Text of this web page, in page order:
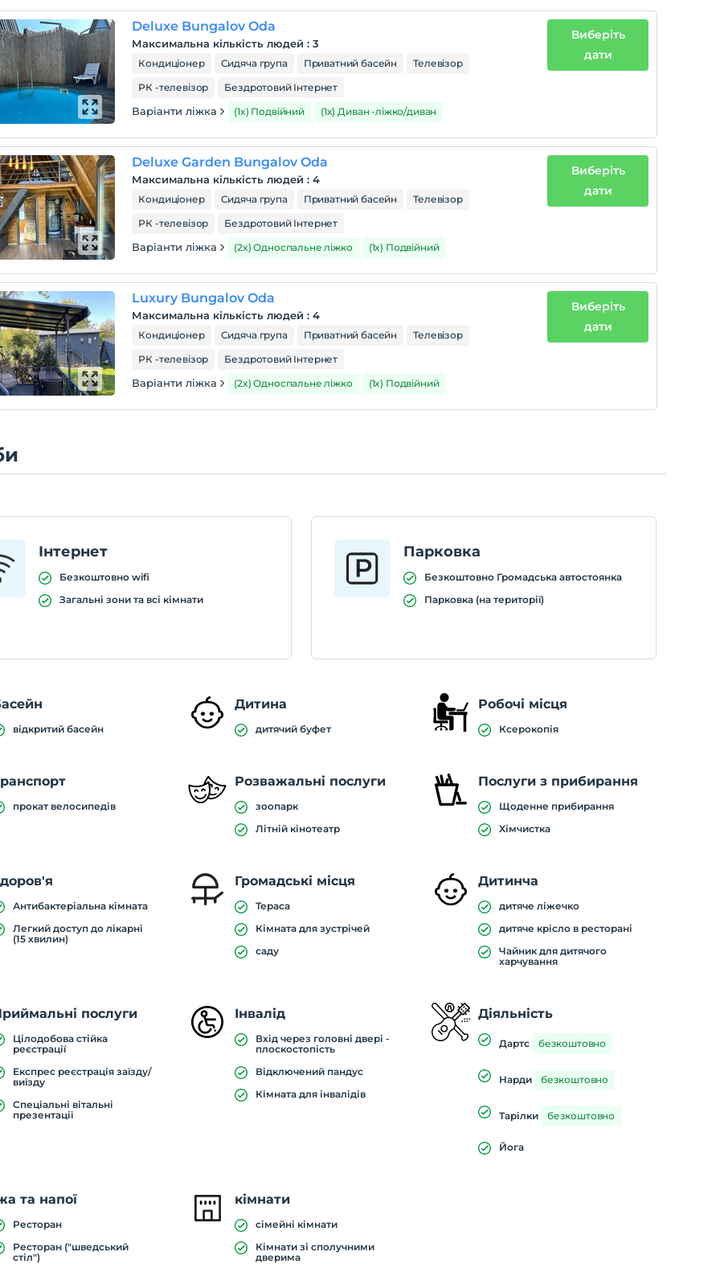
Deluxe Bungalov Oda
Максимальна кількість людей :3
Кондиціонер Сидяча група Приватний басейн
Телевізор
РК -телевізор
Бездротовий Інтернет
Варіанти ліжка (1x) Подвійний (1x) Диван -ліжко/диван
Виберіть
дати
Deluxe Garden Bungalov Oda
Максимальна кількість людей :4
Кондиціонер Сидяча група Приватний басейн
Телевізор
РК -телевізор
Бездротовий Інтернет
Варіанти ліжка (2x) Односпальне ліжко (1x) Подвійний
Виберіть
дати
Luxury Bungalov Oda
Максимальна кількість людей :4
Кондиціонер Сидяча група Приватний басейн
Телевізор
РК -телевізор
Бездротовий Інтернет
Варіанти ліжка (2x) Односпальне ліжко (1x) Подвійний
Виберіть
дати
Інтернет
Безкоштовно wifi
Загальні зони та всі кімнати
Парковка
Безкоштовно Громадська автостоянка
Парковка (на території)
відкритий басейн
Дитина
дитячий буфет
Робочі місця
Ксерокопія
прокат велосипедів
Розважальні послуги
зоопарк
Літній кінотеатр
Послуги з прибирання
Щоденне прибирання
Хімчистка
Антибактеріальна кімната
Легкий доступ до лікарні
(15 хвилин)
Громадські місця
Тераса
Кімната для зустрічей
саду
Дитинча
дитяче ліжечко
дитяче крісло в ресторані
Чайник для дитячого
харчування
послуги
Цілодобова стійка
реєстрації
Експрес реєстрація заїзду/
виїзду
Спеціальні вітальні
презентації
Інвалід
Вхід через головні двері -
плоскостопість
Відключений пандус
Кімната для інвалідів
Діяльність
Дартс безкоштовно
Нарди безкоштовно
Тарілки безкоштовно
Йога
та напої
Ресторан
Ресторан ("шведський
стіл")
кімнати
сімейні кімнати
Кімнати зі сполучними
дверима